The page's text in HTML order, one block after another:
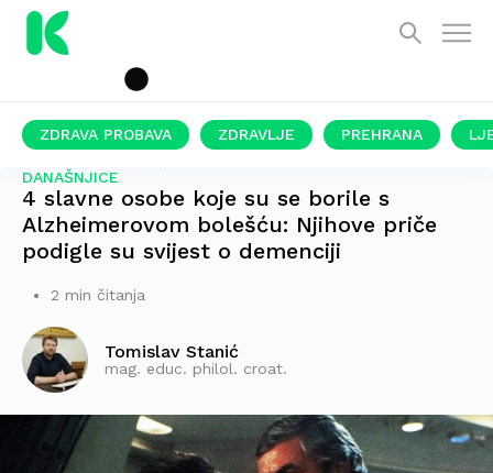
ZDRAVA PROBAVA ZDRAVLJE PREHRANA
DANAŠNJICE
4 slavne osobe koje su se borile s
Alzheimerovom bolešću: Njihove priče
podigle su svijest o demenciji
2 min čitanja
Tomislav Stanić
mag. educ. philol. croat.